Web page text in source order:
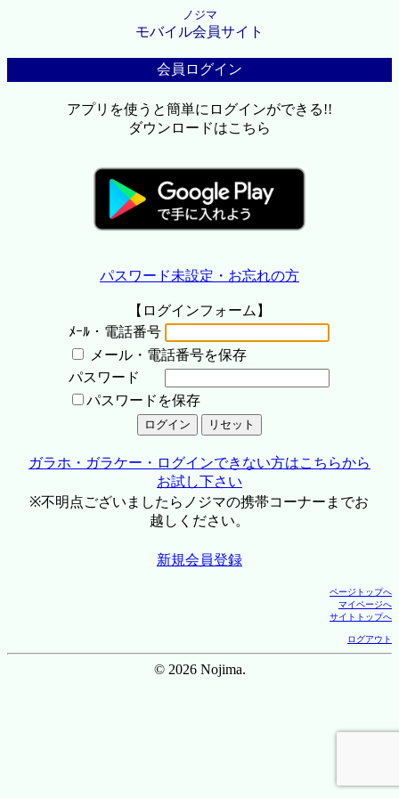
ノジマ
モバイル会員サイト
会員ログイン
アプリを使うと簡単にログインができる!!
ダウンロードはこちら
パスワード未設定・お忘れの方
【ログインフォーム】
ﾒｰﾙ・電話番号
メール・電話番号を保存
パスワード
パスワードを保存
ガラホ・ガラケー・ログインできない方はこちらから
お試し下さい
※不明点ございましたらノジマの携帯コーナーまでお
越しください。
新規会員登録
ページトップへ
マイページへ
サイトトップへ
ログアウト
© 2026 Nojima.